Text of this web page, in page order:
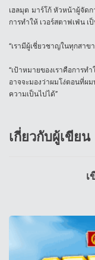
เฮลมุต มาร์โก้ หัวหน้าผู้จัด
การทำให้ เวอร์สตาฟเฟ่น เ
“เรามีผู้เชี่ยวชาญในทุกสาข
“เป้าหมายของเราคือการ
อาจจะมองว่าผมโง่ตอนที่ผ
ความเป็นไปได้”
เกี่ยวกับผู้เขียน
เ